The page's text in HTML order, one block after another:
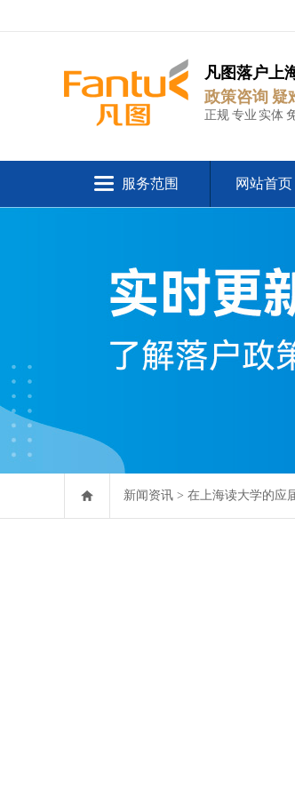
凡图落户上
政策咨询 疑
正规 专业 实体
服务范围 网站首页
新闻资讯 > 在上海读大学的应